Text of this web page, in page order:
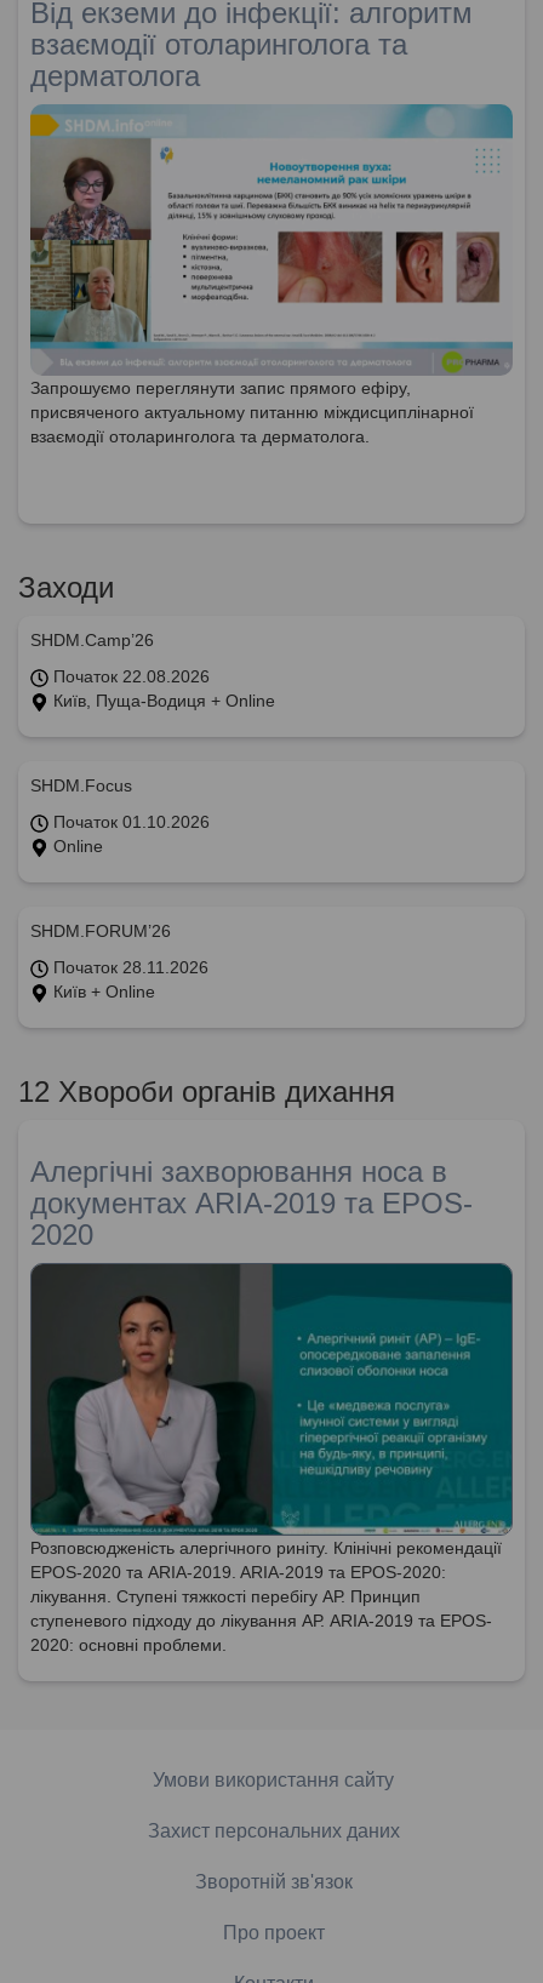
Від екземи до інфекції: алгоритм
взаємодії отоларинголога та
дерматолога
Запрошуємо переглянути запис прямого ефіру,
присвяченого актуальному питанню міждисциплінарної
взаємодії отоларинголога та дерматолога.
Заходи
SHDM.Camp’26
Початок 22.08.2026
Київ, Пуща-Водиця + Online
SHDM.Focus
Початок 01.10.2026
Online
SHDM.FORUM’26
Початок 28.11.2026
Київ + Online
12 Хвороби органів дихання
Алергічні захворювання носа в
документах ARIA-2019 та EPOS-
2020
Розповсюдженість алергічного риніту. Клінічні рекомендації
EPOS-2020 та ARIA-2019. ARIA-2019 та EPOS-2020:
лікування. Ступені тяжкості перебігу АР. Принцип
ступеневого підходу до лікування АР. ARIA-2019 та EPOS-
2020: основні проблеми.
Умови використання сайту
Захист персональних даних
Зворотній зв'язок
Про проект